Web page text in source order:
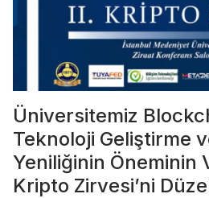
Üniversitemiz
Teknoloji Geliştirme
Yeniliğinin Öneminin
Kripto Zirvesi’ni